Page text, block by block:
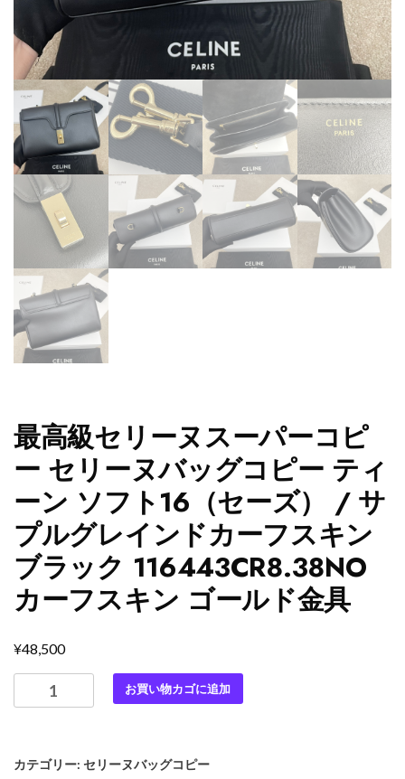
最高級セリーヌスーパーコピ
ー セリーヌバッグコピー ティ
ーン ソフト16（セーズ） / サ
プルグレインドカーフスキン
ブラック 116443CR8.38NO
カーフスキン ゴールド金具
¥48,500
高
リ
お買い物カゴに追加
カテゴリー: セリーヌバッグコピー